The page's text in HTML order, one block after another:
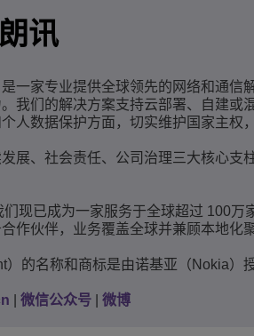
讯
一家专业提供全球领先的网络和通信
我们的解决方案支持云部署、自建或
人数据保护方面，切实维护国家主权
展、社会责任、公司治理三大核心支
现已成为一家服务于全球超过 100
作伙伴，业务覆盖全球并兼顾本地化聚
的名称和商标是由诺基亚（Nokia）
微信公众号 微博